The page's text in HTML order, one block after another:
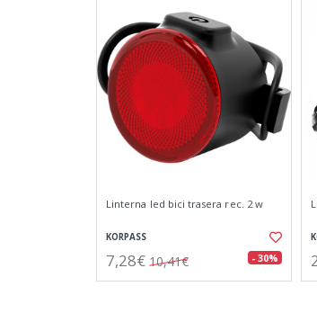
Linterna led bici trasera rec. 2 w
KORPASS
7,28€ 10,41€ - 30%